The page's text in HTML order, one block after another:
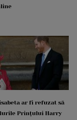
ar fi refuzat să
Prințului Harry